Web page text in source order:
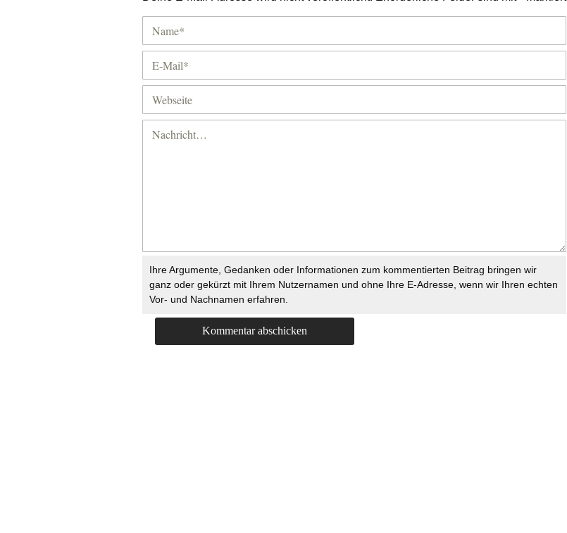
Ihre Argumente, Gedanken oder Informationen zum kommentierten Beitrag bringen wir
ganz oder gekürzt mit Ihrem Nutzernamen und ohne Ihre E-Adresse, wenn wir Ihren echten
Vor- und Nachnamen erfahren.